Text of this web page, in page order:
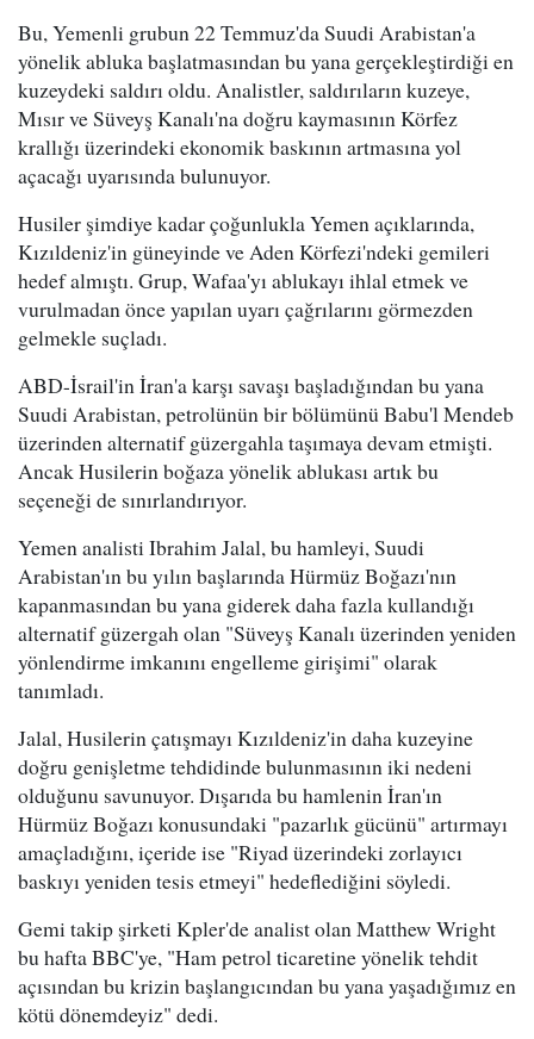
Bu, Yemenli grubun 22 Temmuz'da Suudi Arabistan'a
yönelik abluka başlatmasından bu yana gerçekleştirdiği en
kuzeydeki saldırı oldu. Analistler, saldırıların kuzeye,
Mısır ve Süveyş Kanalı'na doğru kaymasının Körfez
krallığı üzerindeki ekonomik baskının artmasına yol
açacağı uyarısında bulunuyor.
Husiler şimdiye kadar çoğunlukla Yemen açıklarında,
Kızıldeniz'in güneyinde ve Aden Körfezi'ndeki gemileri
hedef almıştı. Grup, Wafaa'yı ablukayı ihlal etmek ve
vurulmadan önce yapılan uyarı çağrılarını görmezden
gelmekle suçladı.
ABD-İsrail'in İran'a karşı savaşı başladığından bu yana
Suudi Arabistan, petrolünün bir bölümünü Babu'l Mendeb
üzerinden alternatif güzergahla taşımaya devam etmişti.
Ancak Husilerin boğaza yönelik ablukası artık bu
seçeneği de sınırlandırıyor.
Yemen analisti Ibrahim Jalal, bu hamleyi, Suudi
Arabistan'ın bu yılın başlarında Hürmüz Boğazı'nın
kapanmasından bu yana giderek daha fazla kullandığı
alternatif güzergah olan "Süveyş Kanalı üzerinden yeniden
yönlendirme imkanını engelleme girişimi" olarak
tanımladı.
Jalal, Husilerin çatışmayı Kızıldeniz'in daha kuzeyine
doğru genişletme tehdidinde bulunmasının iki nedeni
olduğunu savunuyor. Dışarıda bu hamlenin İran'ın
Hürmüz Boğazı konusundaki "pazarlık gücünü" artırmayı
amaçladığını, içeride ise "Riyad üzerindeki zorlayıcı
baskıyı yeniden tesis etmeyi" hedeflediğini söyledi.
Gemi takip şirketi Kpler'de analist olan Matthew Wright
bu hafta BBC'ye, "Ham petrol ticaretine yönelik tehdit
açısından bu krizin başlangıcından bu yana yaşadığımız en
kötü dönemdeyiz" dedi.